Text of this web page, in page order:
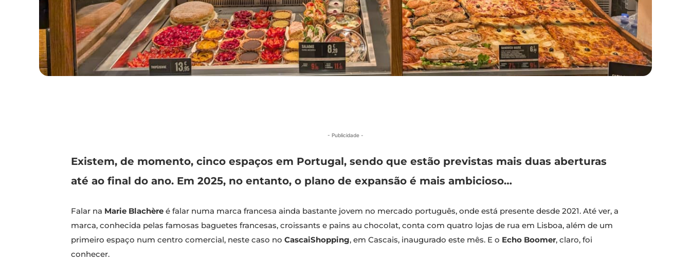
- Publicidade -
Existem, de momento, cinco espaços em Portugal, sendo que estão previstas mais duas aberturas
até ao final do ano. Em 2025, no entanto, o plano de expansão é mais ambicioso…
Falar na Marie Blachère é falar numa marca francesa ainda bastante jovem no mercado português, onde está presente desde 2021. Até ver, a
marca, conhecida pelas famosas baguetes francesas, croissants e pains au chocolat, conta com quatro lojas de rua em Lisboa, além de um
primeiro espaço num centro comercial, neste caso no CascaiShopping, em Cascais, inaugurado este mês. E o Echo Boomer, claro, foi
conhecer.